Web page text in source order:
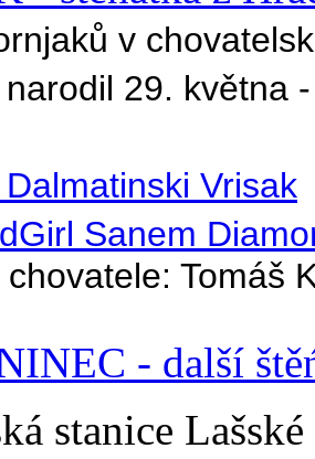
v
29. května
Vrisak
Sanem
Tomáš
- další
stanice